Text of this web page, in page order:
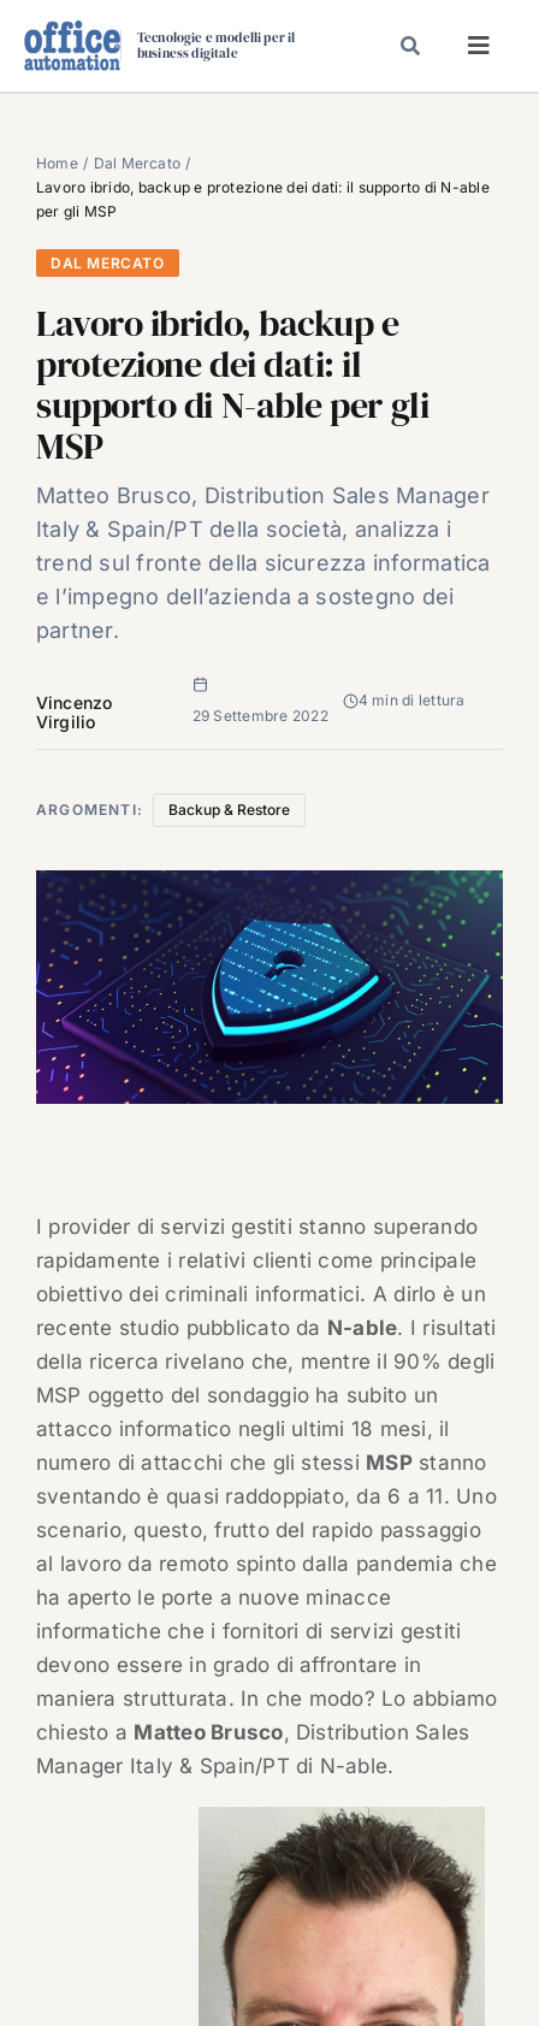
Tecnologie e modelli per il
business digitale
SPECIAL PAPER
TAVOLE ROTONDE DI REDAZIONE
DAL MERCATO
VIDEO
EVENTI
CHI SIAMO
Home
Dal Mercato
Lavoro ibrido, backup e protezione dei dati: il supporto di N-able
per gli MSP
DAL MERCATO
Lavoro ibrido, backup e
protezione dei dati: il
supporto di N-able per gli
MSP
Matteo Brusco, Distribution Sales Manager
Italy & Spain/PT della società, analizza i
trend sul fronte della sicurezza informatica
e l’impegno dell’azienda a sostegno dei
partner.
Vincenzo
Virgilio
29 Settembre 2022
4 min di lettura
ARGOMENTI: Backup & Restore
I provider di servizi gestiti stanno superando
rapidamente i relativi clienti come principale
obiettivo dei criminali informatici. A dirlo è un
recente studio pubblicato da N-able. I risultati
della ricerca rivelano che, mentre il 90% degli
MSP oggetto del sondaggio ha subito un
attacco informatico negli ultimi 18 mesi, il
numero di attacchi che gli stessi MSPstanno
sventando è quasi raddoppiato, da 6 a 11. Uno
scenario, questo, frutto del rapido passaggio
al lavoro da remoto spinto dalla pandemia che
ha aperto le porte a nuove minacce
informatiche che i fornitori di servizi gestiti
devono essere in grado di affrontare in
maniera strutturata. In che modo? Lo abbiamo
chiesto a Matteo Brusco, Distribution Sales
Manager Italy & Spain/PT di N-able.